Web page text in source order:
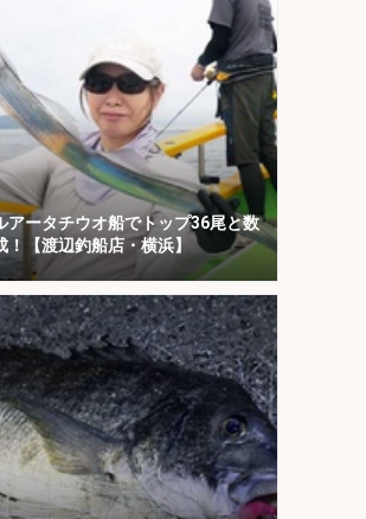
アータチウオ船でトップ36尾と数
！【渡辺釣船店・横浜】